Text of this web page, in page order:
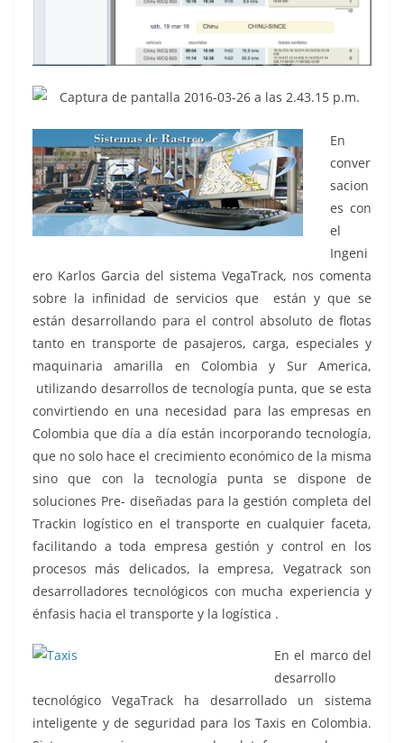
En
conver
sacion
es con
el
Ingeni
ero Karlos Garcia del sistema VegaTrack, nos comenta
sobre la infinidad de servicios que están y que se
están desarrollando para el control absoluto de flotas
tanto en transporte de pasajeros, carga, especiales y
maquinaria amarilla en Colombia y Sur America,
utilizando desarrollos de tecnología punta, que se esta
convirtiendo en una necesidad para las empresas en
Colombia que día a día están incorporando tecnología,
que no solo hace el crecimiento económico de la misma
sino que con la tecnología punta se dispone de
soluciones Pre- diseñadas para la gestión completa del
Trackin logístico en el transporte en cualquier faceta,
facilitando a toda empresa gestión y control en los
procesos más delicados, la empresa, Vegatrack son
desarrolladores tecnológicos con mucha experiencia y
énfasis hacia el transporte y la logística .
En el marco del
desarrollo
tecnológico VegaTrack ha desarrollado un sistema
inteligente y de seguridad para los Taxis en Colombia.